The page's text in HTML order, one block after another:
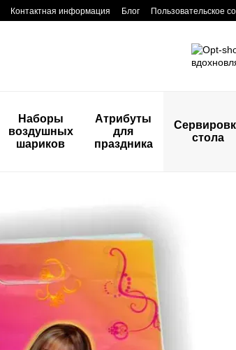
Контактная информация Блог Пользовательское
Наборы
воздушных
шариков
Атрибуты
для
праздника
стола